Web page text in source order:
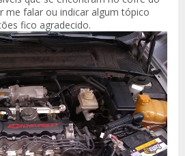
me falar ou indicar algum tópico
fico agradecido.